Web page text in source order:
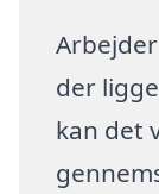
der
kan det